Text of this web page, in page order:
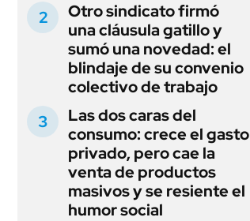
Otro sindicato firmó
una cláusula gatillo y
sumó una novedad: el
blindaje de su convenio
colectivo de trabajo
Las dos caras del
consumo: crece el gasto
privado, pero cae la
venta de productos
masivos y se resiente el
humor social